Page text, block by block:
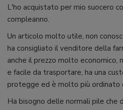
L'ho acquistato per mio suocero
compleanno.
Un articolo molto utile, non
ha consigliato il venditore della
anche il prezzo molto
e facile da trasportare, ha una
protegge ed è molto più ordinato
Ha bisogno delle normali pile che